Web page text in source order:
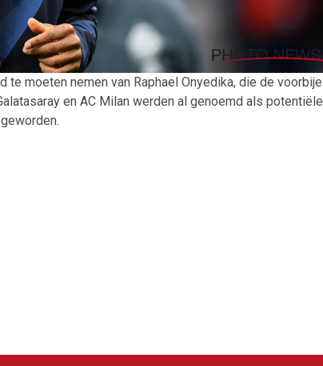
moeten nemen van Raphael Onyedika, die de voorbije
en AC Milan werden al genoemd als potentiële